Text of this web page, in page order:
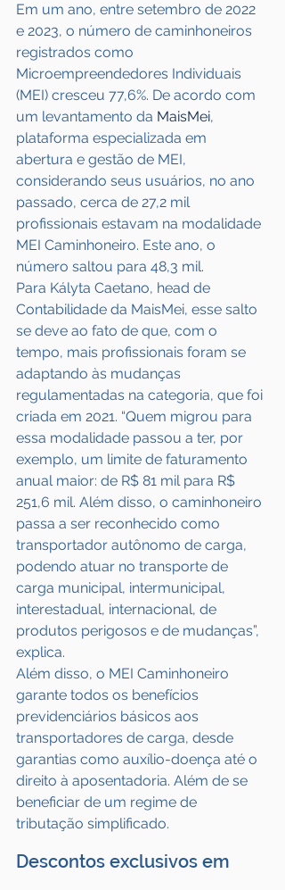
Em um ano, entre setembro de 2022
e 2023, o número de caminhoneiros
registrados como
Microempreendedores Individuais
(MEI) cresceu 77,6%. De acordo com
um levantamento da MaisMei,
plataforma especializada em
abertura e gestão de MEI,
considerando seus usuários, no ano
passado, cerca de 27,2 mil
profissionais estavam na modalidade
MEI Caminhoneiro. Este ano, o
número saltou para 48,3 mil.
Para Kályta Caetano, head de
Contabilidade da MaisMei, esse salto
se deve ao fato de que, com o
tempo, mais profissionais foram se
adaptando às mudanças
regulamentadas na categoria, que foi
criada em 2021. “Quem migrou para
essa modalidade passou a ter, por
exemplo, um limite de faturamento
anual maior: de R$ 81 mil para R$
251,6 mil. Além disso, o caminhoneiro
passa a ser reconhecido como
transportador autônomo de carga,
podendo atuar no transporte de
carga municipal, intermunicipal,
interestadual, internacional, de
produtos perigosos e de mudanças”,
explica.
Além disso, o MEI Caminhoneiro
garante todos os benefícios
previdenciários básicos aos
transportadores de carga, desde
garantias como auxílio-doença até o
direito à aposentadoria. Além de se
beneficiar de um regime de
tributação simplificado.
Descontos exclusivos em